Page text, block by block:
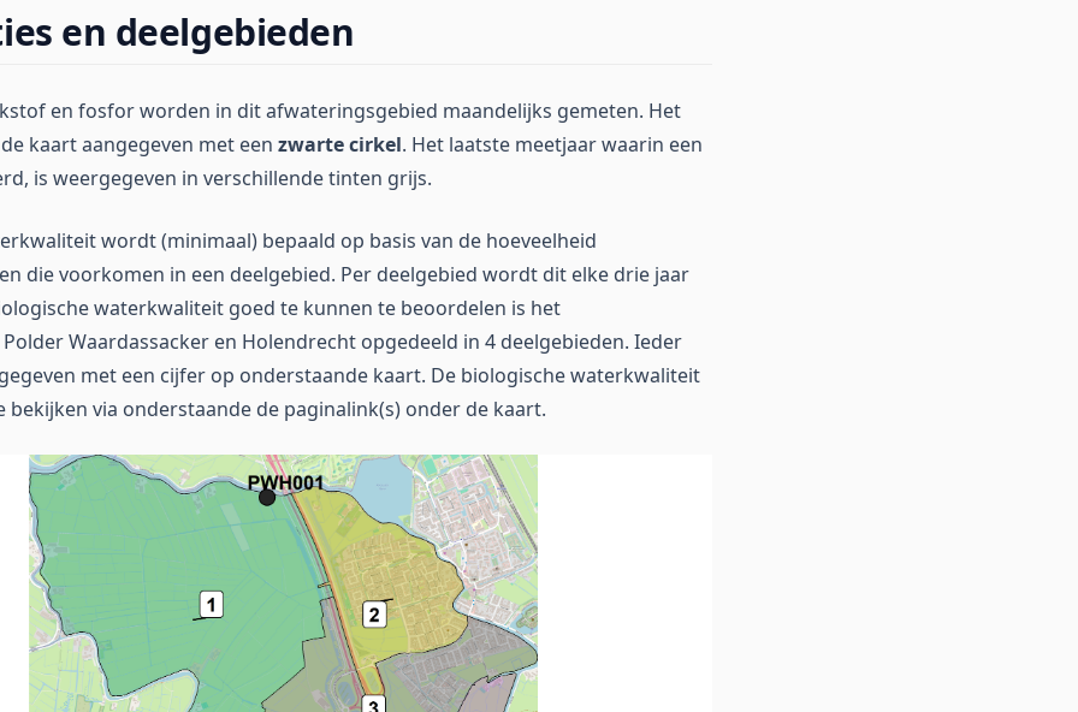
en deelgebieden
en fosfor worden in dit afwateringsgebied maandelijks gemeten. Het
kaart aangegeven met een zwarte cirkel. Het laatste meetjaar waarin een
is weergegeven in verschillende tinten grijs.
wordt (minimaal) bepaald op basis van de hoeveelheid
die voorkomen in een deelgebied. Per deelgebied wordt dit elke drie jaar
waterkwaliteit goed te kunnen te beoordelen is het
Waardassacker en Holendrecht opgedeeld in 4 deelgebieden. Ieder
met een cijfer op onderstaande kaart. De biologische waterkwaliteit
bekijken via onderstaande de paginalink(s) onder de kaart.